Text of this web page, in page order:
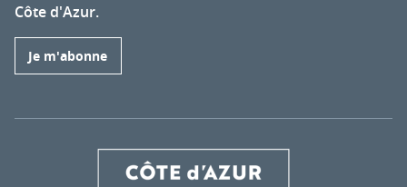
Côte d'Azur.
Je m'abonne